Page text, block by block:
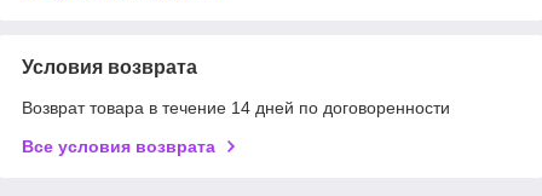
Условия возврата
Возврат товара в течение 14 дней по договоренности
Все условия возврата